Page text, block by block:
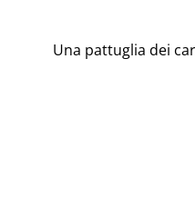
Una pattuglia dei